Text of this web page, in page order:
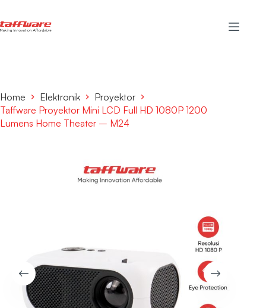
Home Elektronik
Proyektor
Taffware Proyektor Mini LCD Full HD 1080P 1200
Lumens Home Theater – M24